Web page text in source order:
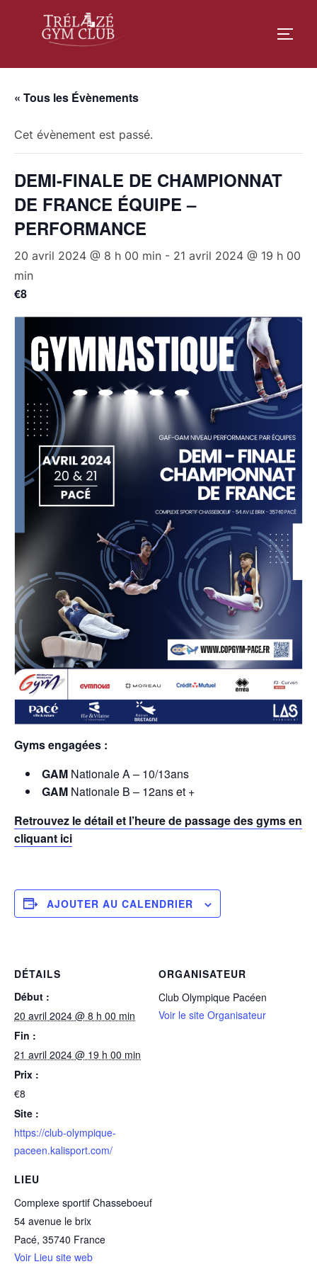
« Tous les Évènements
Cet évènement est passé.
DEMI-FINALE DE CHAMPIONNAT
DE FRANCE ÉQUIPE –
PERFORMANCE
20 avril 2024 @ 8 h 00 min - 21 avril 2024 @ 19 h 00
min
€8
Gyms engagées :
GAM Nationale A – 10/13ans
GAM Nationale B – 12ans et +
Retrouvez le détail et l’heure de passage des gyms en
cliquant ici
AJOUTER AU CALENDRIER
DÉTAILS
Début :
20 avril 2024 @ 8 h 00 min
Fin :
21 avril 2024 @ 19 h 00 min
Prix :
€8
Site :
https://club-olympique-
paceen.kalisport.com/
LIEU
Complexe sportif Chasseboeuf
54 avenue le brix
Pacé, 35740 France
Voir Lieu site web
ORGANISATEUR
Club Olympique Pacéen
Voir le site Organisateur